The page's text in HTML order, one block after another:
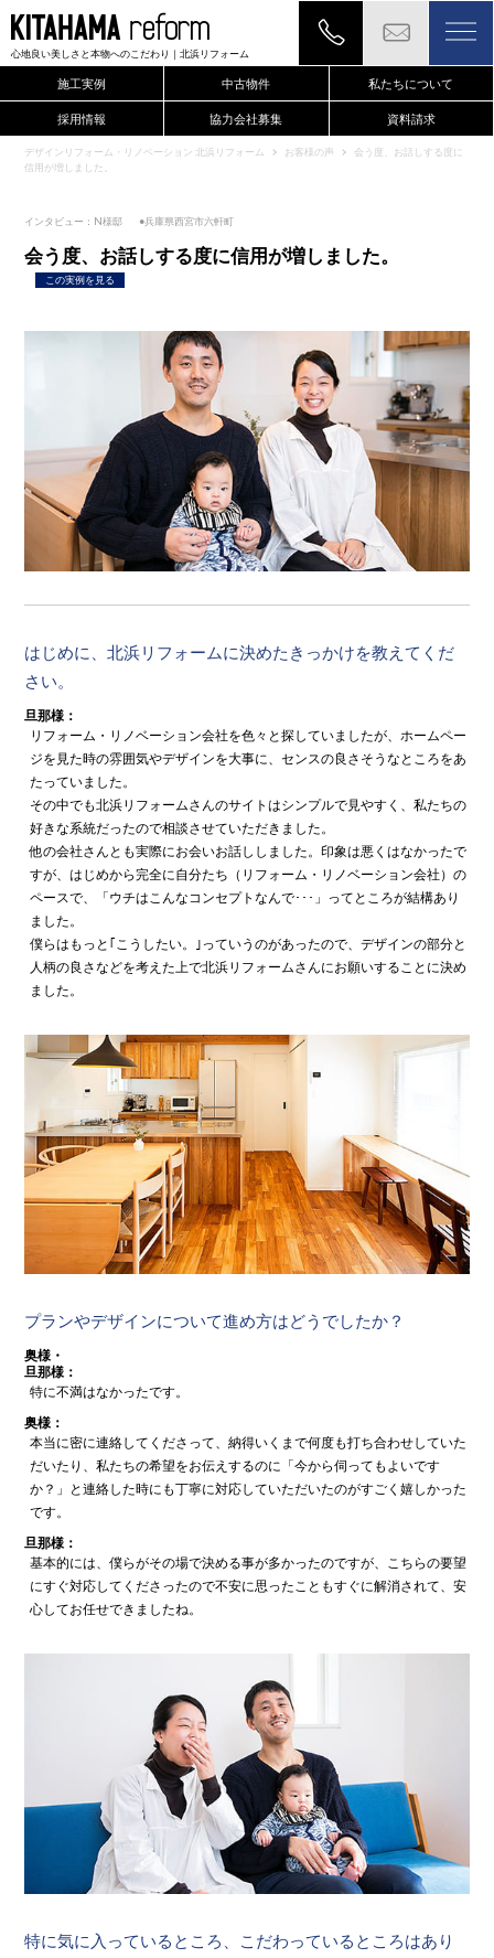
心地良い美しさと本物へのこだわり ｜北浜リフォーム
現地確認のご依頼もこちらから
施工実例 中古物件 私たちについて
採用情報 協力会社募集 資料請求
デザインリフォーム・リノベーション 北浜リフォーム お客様の声
会う度、お話しする度に
信用が増しました。
インタビュー：N様邸 ●兵庫県西宮市六軒町
会う度、お話しする度に信用が増しました。
この実例を見る
はじめに、北浜リフォームに決めたきっかけを教えてくだ
さい。
旦那様：
リフォーム・リノベーション会社を色々と探していましたが、ホームペー
ジを見た時の雰囲気やデザインを大事に、センスの良さそうなところをあ
たっていました。
その中でも北浜リフォームさんのサイトはシンプルで見やすく、私たちの
好きな系統だったので相談させていただきました。
他の会社さんとも実際にお会いお話ししました。印象は悪くはなかったで
すが、はじめから完全に自分たち（リフォーム・リノベーション会社）の
ペースで、「ウチはこんなコンセプトなんで･･･」ってところが結構あり
ました。
僕らはもっと｢こうしたい。｣っていうのがあったので、デザインの部分と
人柄の良さなどを考えた上で北浜リフォームさんにお願いすることに決め
ました。
プランやデザインについて進め方はどうでしたか？
奥様・
旦那様：
特に不満はなかったです。
奥様：
本当に密に連絡してくださって、納得いくまで何度も打ち合わせしていた
だいたり、私たちの希望をお伝えするのに「今から伺ってもよいです
か？」と連絡した時にも丁寧に対応していただいたのがすごく嬉しかった
です。
旦那様：
基本的には、僕らがその場で決める事が多かったのですが、こちらの要望
にすぐ対応してくださったので不安に思ったこともすぐに解消されて、安
心してお任せできましたね。
特に気に入っているところ、こだわっているところはあり